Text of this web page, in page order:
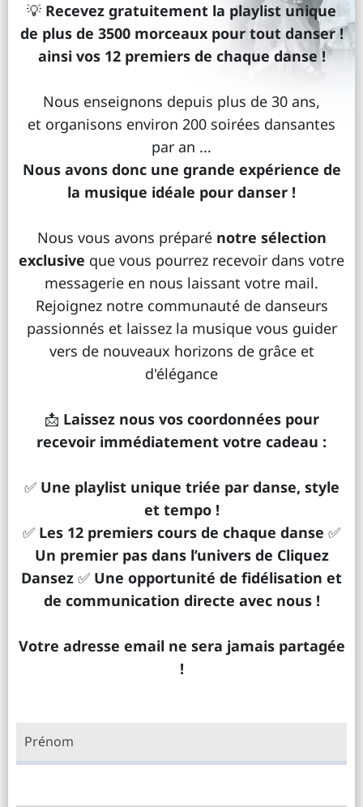
💡 Recevez gratuitement la playlist unique
de plus de 3500 morceaux pour tout danser !
ainsi vos 12 premiers de chaque danse !
Nous enseignons depuis plus de 30 ans,
et organisons environ 200 soirées dansantes
par an ...
Nous avons donc une grande expérience de
la musique idéale pour danser !
Nous vous avons préparé notre sélection
exclusive que vous pourrez recevoir dans votre
messagerie en nous laissant votre mail.
Rejoignez notre communauté de danseurs
passionnés et laissez la musique vous guider
vers de nouveaux horizons de grâce et
d'élégance
📩 Laissez nous vos coordonnées pour
recevoir immédiatement votre cadeau :
✅ Une playlist unique triée par danse, style
et tempo !
✅ Les 12 premiers cours de chaque danse ✅
Un premier pas dans l’univers de Cliquez
Dansez ✅ Une opportunité de fidélisation et
de communication directe avec nous !
Votre adresse email ne sera jamais partagée
!